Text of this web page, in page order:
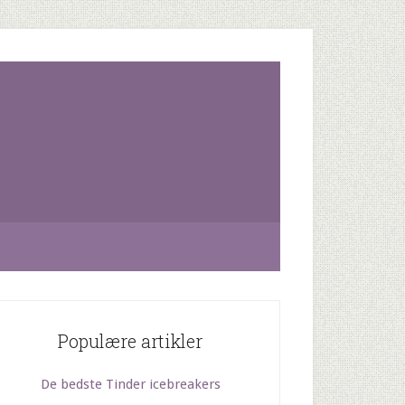
Populære artikler
De bedste Tinder icebreakers